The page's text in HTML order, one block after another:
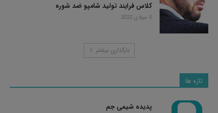
کلاس فرایند تولید شامپو ضد شوره
5 جولای 2022
بارگذاری بیشتر
تازه ها
پدیده شیمی جم